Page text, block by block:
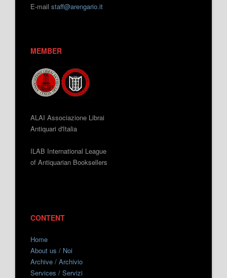
E-mail staff@arengario.it
MEMBER
ALAI Associazione Librai
Antiquari d'Italia
ILAB International League
of Antiquarian Booksellers
CONTENT
Home
About us / Noi
Archive / Archivio
Services / Servizi